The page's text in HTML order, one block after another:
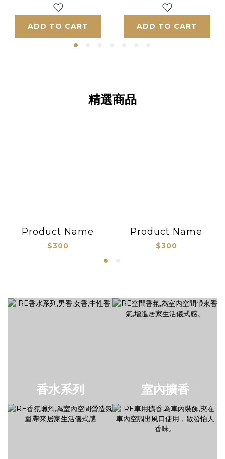
RAIN
ADD TO CART ADD TO CART
精選商品
Product Name
$300
Product Name
$300
香水系列 室內擴香